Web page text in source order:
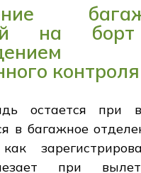
на
контроля
остается при
в багажное
при